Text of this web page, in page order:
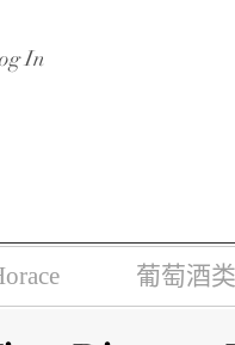
In
葡萄酒类